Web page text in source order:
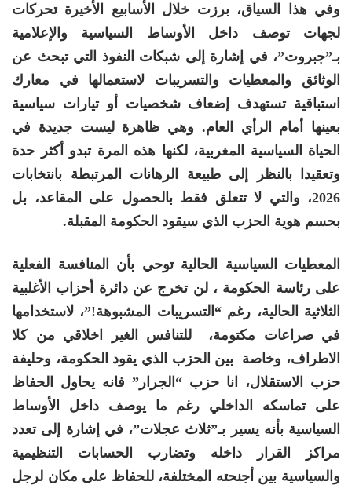
وفي هذا السياق، برزت خلال الأسابيع الأخيرة تحركات
لجهات توصف داخل الأوساط السياسية والإعلامية
بـ”جبروت”، في إشارة إلى شبكات النفوذ التي تبحث عن
الوثائق والمعطيات والتسريبات لاستعمالها في معارك
استباقية تستهدف إضعاف شخصيات أو تيارات سياسية
بعينها أمام الرأي العام. وهي ظاهرة ليست جديدة في
الحياة السياسية المغربية، لكنها هذه المرة تبدو أكثر حدة
وتعقيدا بالنظر إلى طبيعة الرهانات المرتبطة بانتخابات
2026، والتي لا تتعلق فقط بالحصول على المقاعد، بل
بحسم هوية الحزب الذي سيقود الحكومة المقبلة.
المعطيات السياسية الحالية توحي بأن المنافسة الفعلية
على رئاسة الحكومة ، لن تخرج عن دائرة أحزاب الأغلبية
الثلاثية الحالية، رغم “التسريبات المشبوهة!”، لاستخدامها
في صراعات مكتومة، للتنافس الغير اخلاقي من كلا
الاطراف، وخاصة بين الحزب الذي يقود الحكومة، وحليفة
حزب الاستقلال، انا حزب “الجرار” فانه يحاول الحفاظ
على تماسكه الداخلي رغم ما يوصف داخل الأوساط
السياسية بأنه يسير بـ”ثلاث عجلات”، في إشارة إلى تعدد
مراكز القرار داخله وتضارب الحسابات التنظيمية
والسياسية بين أجنحته المختلفة، للحفاظ على مكان لرجل